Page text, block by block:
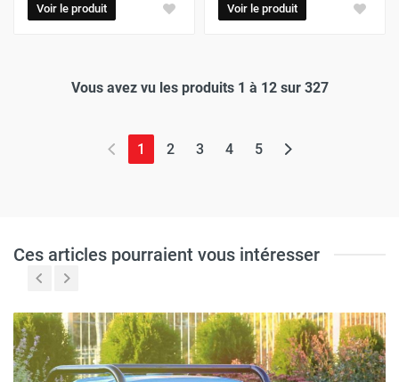
Voir le produit Voir le produit
Vous avez vu les produits 1 à 12 sur 327
1 (page actuelle)
2 3 4 5
Ces articles pourraient vous intéresser